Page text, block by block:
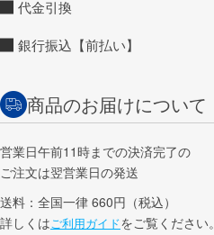
代金引換
銀行振込【前払い】
商品のお届けについて
営業日午前11時までの決済完了の
ご注文は翌営業日の発送
送料：全国一律 660円（税込）
詳しくはご利用ガイドをご覧ください。